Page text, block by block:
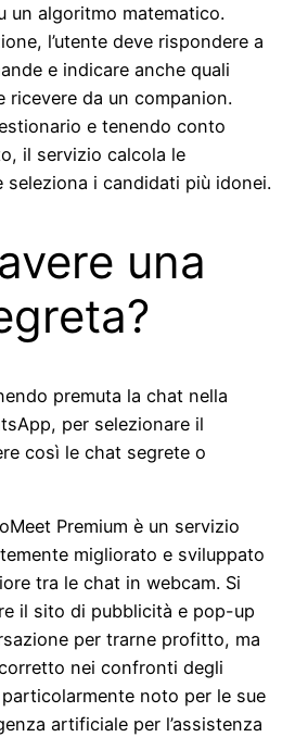
un algoritmo matematico.
l’utente deve rispondere a
e indicare anche quali
ricevere da un companion.
e tenendo conto
il servizio calcola le
seleziona i candidati più idonei.
una
premuta la chat nella
per selezionare il
così le chat segrete o
Premium è un servizio
migliorato e sviluppato
tra le chat in webcam. Si
il sito di pubblicità e pop-up
per trarne profitto, ma
nei confronti degli
noto per le sue
artificiale per l’assistenza